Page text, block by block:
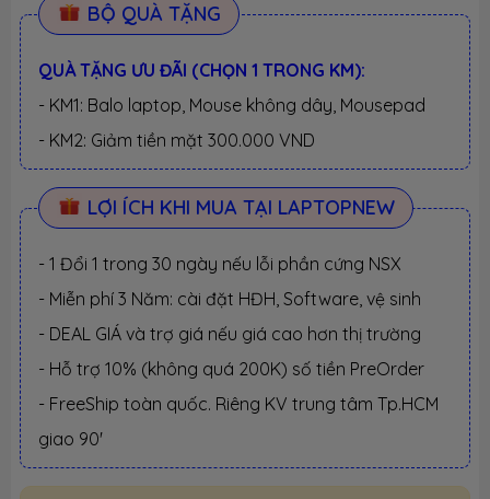
BỘ QUÀ TẶNG
QUÀ TẶNG ƯU ĐÃI (CHỌN 1 TRONG KM):
- KM1: Balo laptop, Mouse không dây, Mousepad
- KM2: Giảm tiền mặt 300.000 VND
LỢI ÍCH KHI MUA TẠI LAPTOPNEW
- 1 Đổi 1 trong 30 ngày nếu lỗi phần cứng NSX
- Miễn phí 3 Năm: cài đặt HĐH, Software, vệ sinh
- DEAL GIÁ và trợ giá nếu giá cao hơn thị trường
- Hỗ trợ 10% (không quá 200K) số tiền PreOrder
- FreeShip toàn quốc. Riêng KV trung tâm Tp.HCM
giao 90'